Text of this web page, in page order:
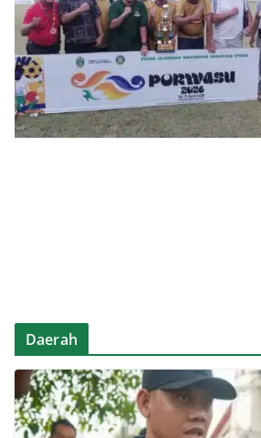
Daerah